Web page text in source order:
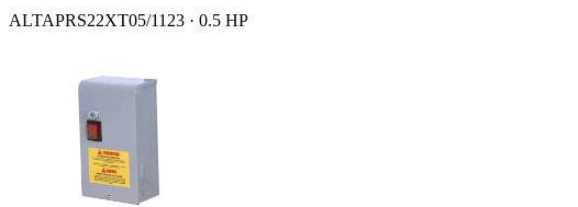
ALTAPRS22XT05/1123 · 0.5 HP